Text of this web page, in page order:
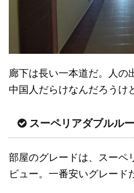
廊下は長い一本道だ。人の
中国人だらけなんだろうけ
スーペリアダブルル
部屋のグレードは、スーペ
ビュー。一番安いグレード